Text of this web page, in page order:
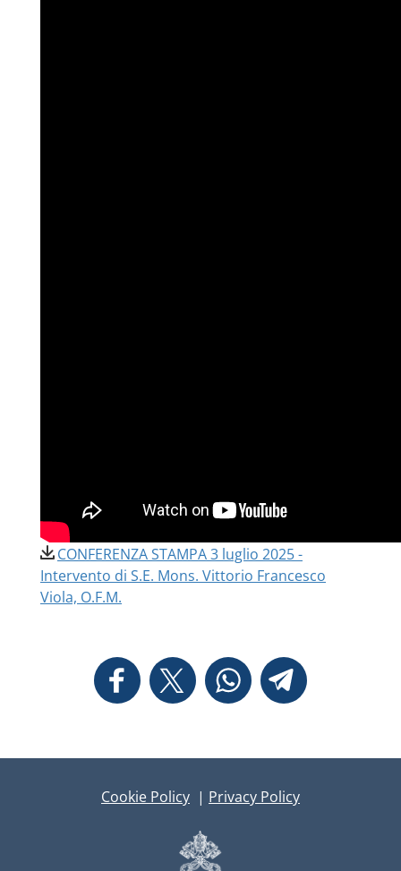
CONFERENZA STAMPA 3 luglio 2025 -
Intervento di S.E. Mons. Vittorio Francesco
Viola, O.F.M.
Cookie Policy | Privacy Policy